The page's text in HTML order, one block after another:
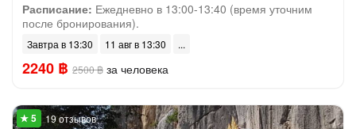
Расписание: Ежедневно в 13:00-13:40 (время уточним
после бронирования).
Завтра в 13:30 11 авг в 13:30
2240 ฿ 2500 ฿ за человека
19 отзывов